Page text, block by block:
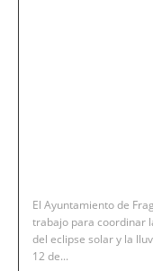
El Ayuntamiento de
trabajo para coordinar
del eclipse solar y la
12 de...